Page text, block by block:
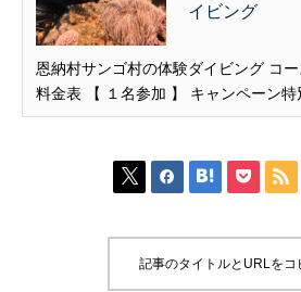
イビング
恩納村サンゴ村の体験ダイビング コース 体験ダイビ
料金表 【 １名参加 】 キャンペーン特
5,400円 11,000円（税込） 【 ２名～
まれるもの乗船料／ダイビ...
    
記事のタイトルとURLをコ